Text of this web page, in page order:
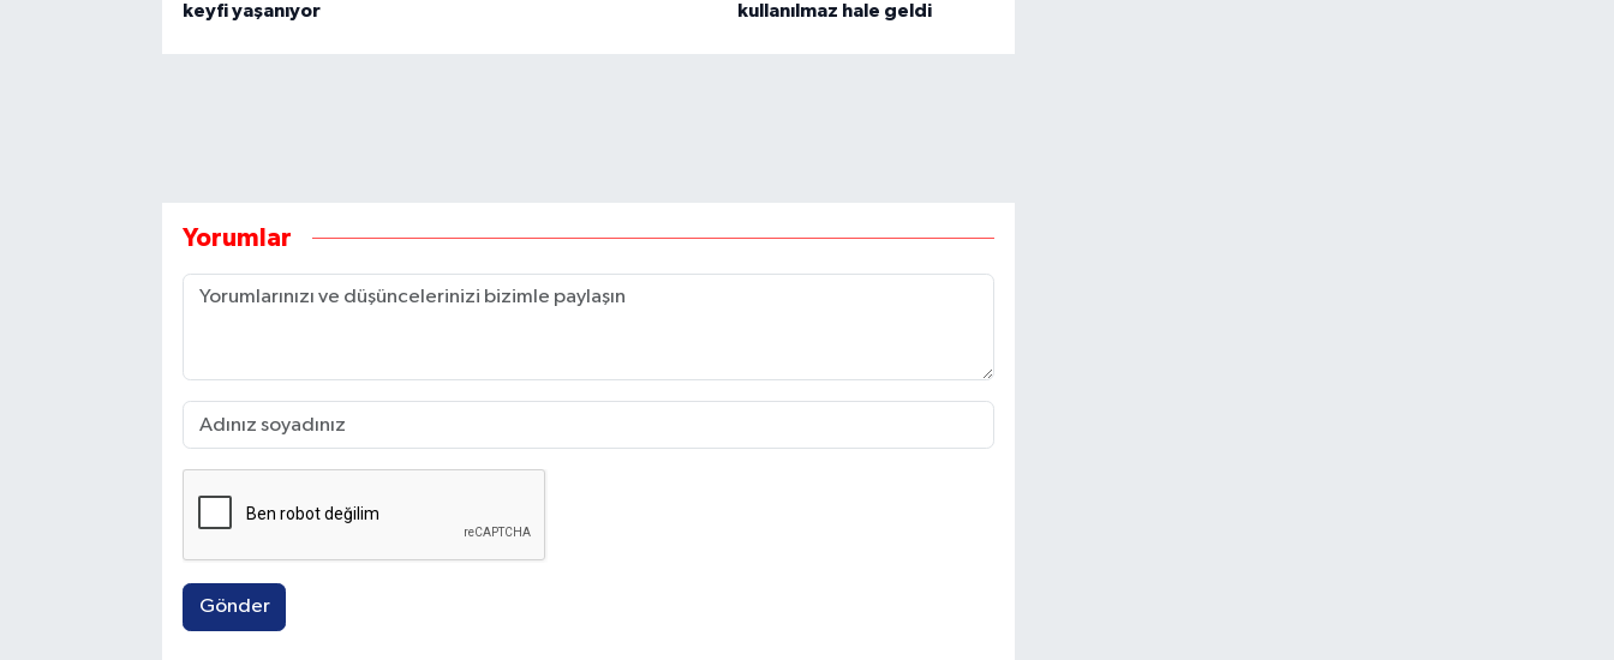
keyfi yaşanıyor
kullanılmaz hale geldi
Yorumlar
Gönder